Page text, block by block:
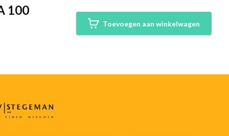
100
Toevoegen aan winkelwagen